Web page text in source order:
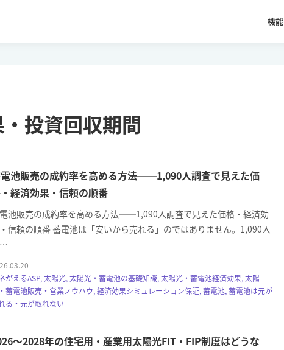
機能
投資回収期間
池販売の成約率を高める方法──1,090人調査で見えた価
経済効果・信頼の順番
池販売の成約率を高める方法──1,090人調査で見えた価格・経済効
信頼の順番 蓄電池は「安いから売れる」のではありません。1,090人
がえるASP, 太陽光, 太陽光・蓄電池の基礎知識, 太陽光・蓄電池経済効果, 太陽
蓄電池販売・営業ノウハウ, 経済効果シミュレーション保証, 蓄電池, 蓄電池は元が
る・元が取れない
～2028年の住宅用・産業用太陽光FIT・FIP制度はどうな